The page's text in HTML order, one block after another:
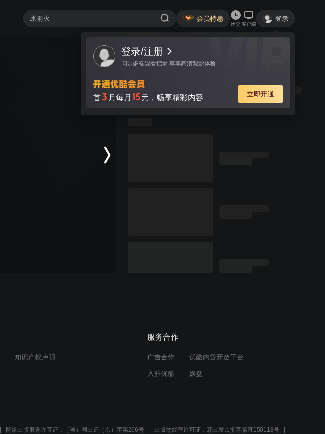
会员特惠
历史 客户端
登录
登录/注册
同步多端观看记录 尊享高清观影体验
首3 月每月 15元，畅享精彩内容 立即开通
知识产权声明
服务合作
广告合作 优酷内容开放平台
入驻优酷 娱盘
网络出版服务许可证：（署）网出证（京）字第266号 出版物经营许可证：新出发京批字第直150118号